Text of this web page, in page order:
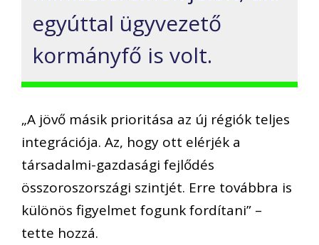
egyúttal ügyvezető
kormányfő is volt.
„A jövő másik prioritása az új régiók teljes
integrációja. Az, hogy ott elérjék a
társadalmi-gazdasági fejlődés
összoroszországi szintjét. Erre továbbra is
különös figyelmet fogunk fordítani” –
tette hozzá.